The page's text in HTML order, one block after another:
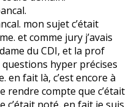
mon sujet c’était
et comme jury j’avais
du CDI, et la prof
questions hyper précises
en fait là, c’est encore à
rendre compte que c’était